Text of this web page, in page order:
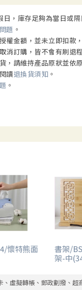
，庫存足夠為當日或
題 。
權金額，並未立即扣款
消訂購，皆不會有刷退
，請維持產品原狀並依
讀退換貨須知 。
。
懷特熊面 書架/
架-中
、虛擬轉帳、郵政劃撥、超